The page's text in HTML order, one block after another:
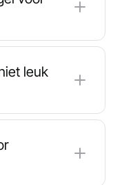
behandel
sociale
van nieuwe
Een
beter te
gemeenschap
leuk
dan beleefd
en een
onbeleefde
is